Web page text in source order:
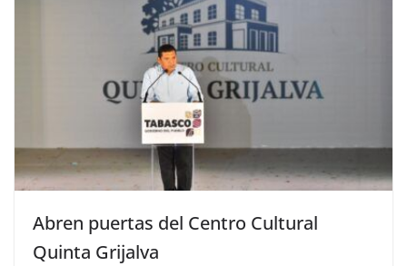
Abren puertas del Centro Cultural
Quinta Grijalva